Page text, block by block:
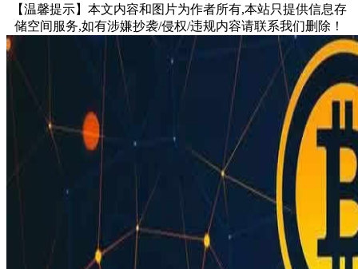
【温馨提示】本文内容和图片为作者所有,本站只提供信息存
储空间服务,如有涉嫌抄袭/侵权/违规内容请联系我们删除！